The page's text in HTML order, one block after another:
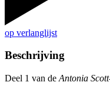
op verlanglijst
Beschrijving
Deel 1 van de Antonia Scott